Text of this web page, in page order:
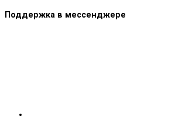
Поддержка в мессенджере